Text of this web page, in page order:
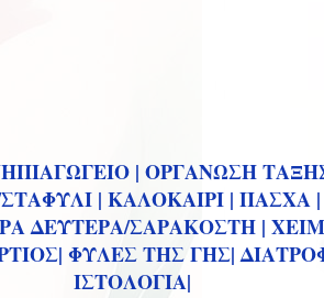
| ΟΡΓΑΝΩΣΗ
| ΚΑΛΟΚΑΙΡΙ | ΠΑΣΧΑ |
ΔΕΥΤΕΡΑ/ΣΑΡΑΚΟΣΤΗ |
ΦΥΛΕΣ ΤΗΣ ΓΗΣ|
ΙΣΤΟΛΟΓΙΑ|